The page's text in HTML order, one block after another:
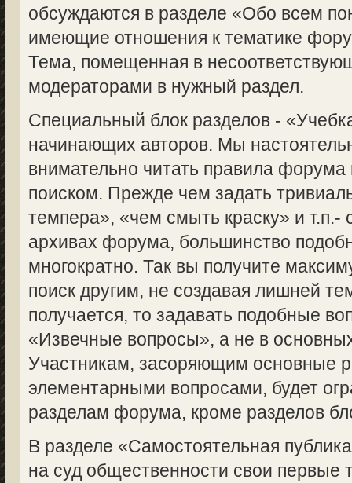
обсуждаются в разделе «Обо всем
имеющие отношения к тематике
Тема, помещенная в
модераторами в нужный раздел.
Специальный блок разделов -
начинающих авторов. Мы
внимательно читать правила форума
поиском. Прежде чем задать
темпера», «чем смыть краску» и т.п.-
архивах форума, большинство
многократно. Так вы получите
поиск другим, не создавая лишней
получается, то задавать подобные
«Извечные вопросы», а не в
Участникам, засоряющим основные
элементарными вопросами, будет
разделам форума, кроме разделов
В разделе «Самостоятельная
на суд общественности свои первые